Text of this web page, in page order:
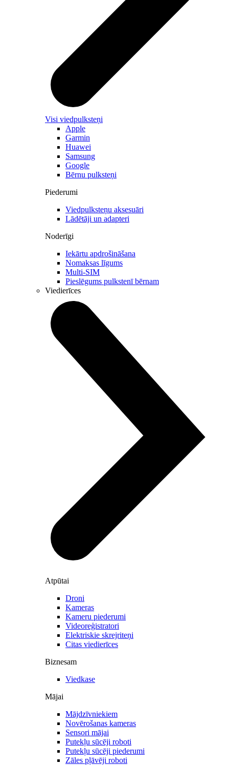
Visi viedpulksteņi
Apple
Garmin
Huawei
Samsung
Google
Bērnu pulksteņi
Piederumi
Viedpulksteņu aksesuāri
Lādētāji un adapteri
Noderīgi
Iekārtu apdrošināšana
Nomaksas līgums
Multi-SIM
Pieslēgums pulkstenī bērnam
Viedierīces
Atpūtai
Droni
Kameras
Kameru piederumi
Videoreģistratori
Elektriskie skrejriteņi
Citas viedierīces
Biznesam
Viedkase
Mājai
Mājdzīvniekiem
Novērošanas kameras
Sensori mājai
Putekļu sūcēji roboti
Putekļu sūcēji piederumi
Zāles pļāvēji roboti